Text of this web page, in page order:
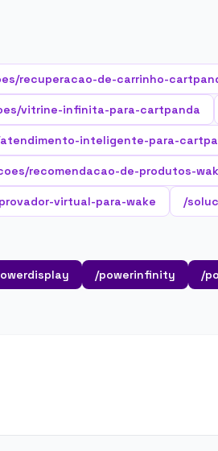
recuperacao-de-carrinho-
vitrine-infinita-para-cartpanda
inteligente-para-
recomendacao-de-produtos-
virtual-para-wake /
/powerinfinity /